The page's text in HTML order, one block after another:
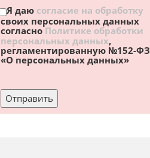
Я даю согласие на обработку
своих персональных данных
согласноПолитике обработки
персональных данных,
регламентированную №152-ФЗ
«О персональных данных»